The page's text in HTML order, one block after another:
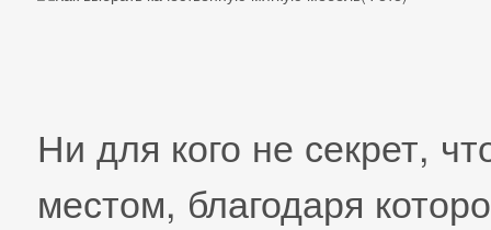
Ни для кого не секрет,
местом, благодаря